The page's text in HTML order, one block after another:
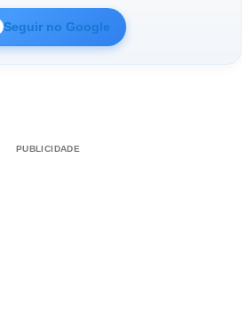
Seguir no Google
PUBLICIDADE